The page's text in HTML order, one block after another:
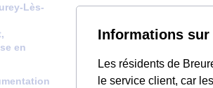
Lès-
en
Informations sur
Les résidents de
le service client, car